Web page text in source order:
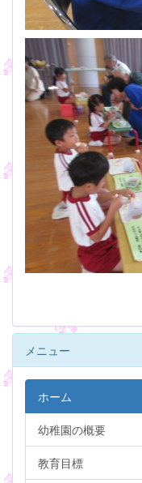
メニュー
ホーム
幼稚園の概要
教育目標